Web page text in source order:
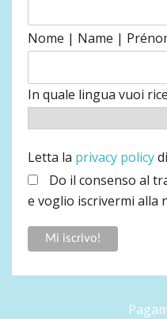
Nome | Name |
In quale lingua vuoi
Letta la privacy policy
Do il consenso al
e voglio iscrivermi alla